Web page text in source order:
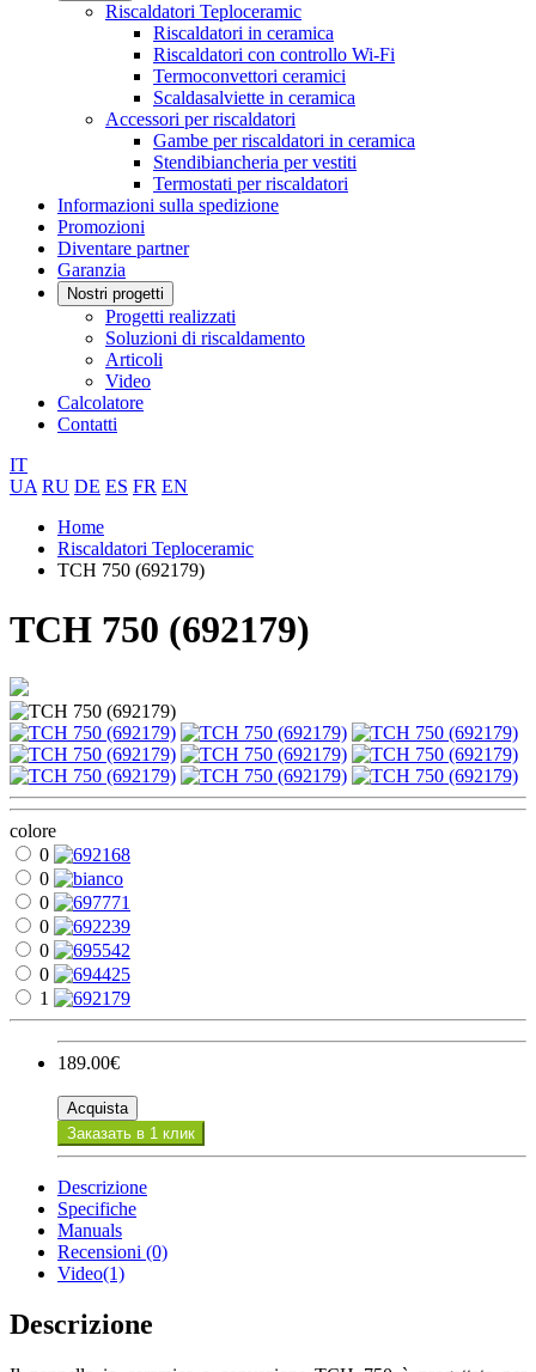
Riscaldatori Teploceramic
Riscaldatori in ceramica
Riscaldatori con controllo Wi-Fi
Termoconvettori ceramici
Scaldasalviette in ceramica
Accessori per riscaldatori
Gambe per riscaldatori in ceramica
Stendibiancheria per vestiti
Termostati per riscaldatori
Informazioni sulla spedizione
Promozioni
Diventare partner
Garanzia
Nostri progetti
Progetti realizzati
Soluzioni di riscaldamento
Articoli
Video
Calcolatore
Contatti
IT
UA RU DE ES FR EN
Home
Riscaldatori Teploceramic
TCH 750 (692179)
TCH 750 (692179)
colore
0
0
0
0
0
0
1
189.00€
Acquista
Заказать в 1 клик
Descrizione
Specifiche
Manuals
Recensioni (0)
Video(1)
Descrizione